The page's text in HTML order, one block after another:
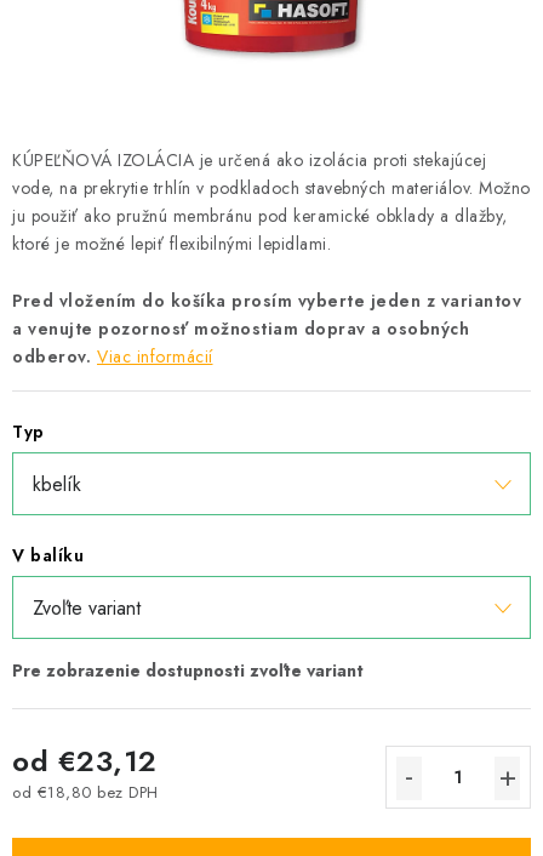
Podmínky ochrany osobních údajů
Obchodní podmínky
KÚPEĽŇOVÁ IZOLÁCIA je určená ako izolácia proti stekajúcej
vode, na prekrytie trhlín v podkladoch stavebných materiálov. Možno
ju použiť ako pružnú membránu pod keramické obklady a dlažby,
ktoré je možné lepiť flexibilnými lepidlami.
Pred vložením do košíka prosím vyberte jeden z variantov
a venujte pozornosť možnostiam doprav a osobných
odberov. Viac informácií
Typ
V balíku
od €23,12
od €18,80 bez DPH